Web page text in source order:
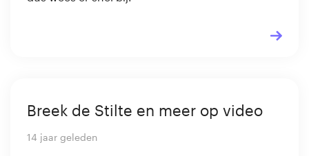
Breek de Stilte en meer op video
14 jaar geleden